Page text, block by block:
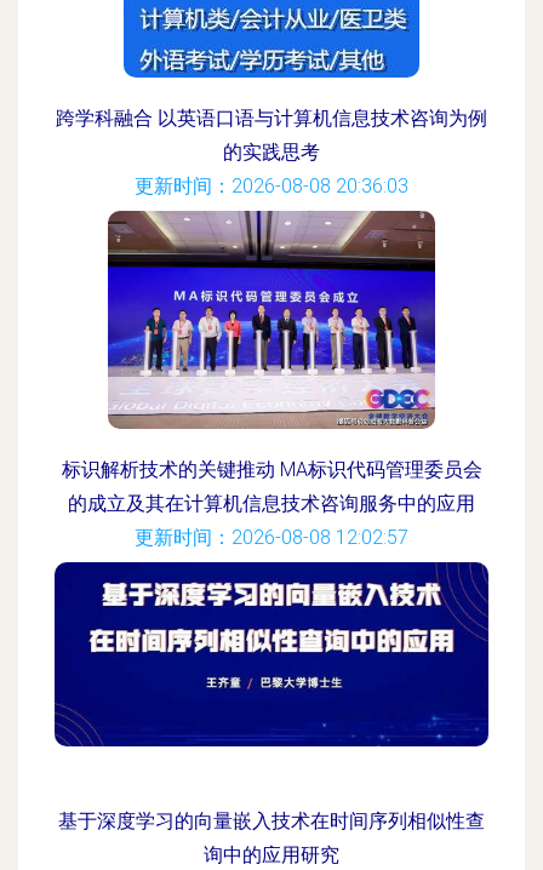
跨学科融合 以英语口语与计算机信息技术咨询为例
的实践思考
更新时间：2026-08-08 20:36:03
标识解析技术的关键推动 MA标识代码管理委员会
的成立及其在计算机信息技术咨询服务中的应用
更新时间：2026-08-08 12:02:57
基于深度学习的向量嵌入技术在时间序列相似性查
询中的应用研究